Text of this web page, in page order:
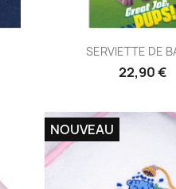
Aperçu
SERVIETTE DE
22,90 €
NOUVEAU